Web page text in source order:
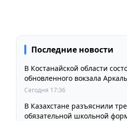
Последние новости
В Костанайской области
обновленного вокзала
Сегодня 17:36
В Казахстане разъяснили
обязательной школьной